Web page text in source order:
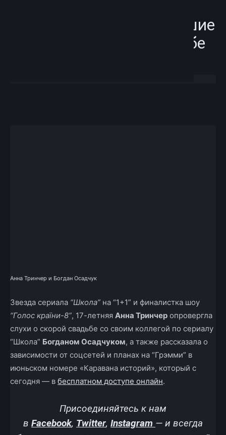
Анна Тринчер: “Ближайшие
лет 15 ни о какой свадьбе
Анна Тринчер и Богдан Осадчук
Звезда сериала “Школа” на “1+1” и финалистка шоу
“Голос країни-8”, 17-летняя Анна Тринчер опровергла
слухи о скорой свадьбе со своим коллегой по сериалу
“Школа” Богданом Осадчуком, а также рассказала о
зависимости от соцсетей и планах на “Грэмми” в
июньском номере «Каравана историй», который с
сегодня — в бесплатном доступе онлайн.
Присоединяйтесь к нам
в Facebook, Twitter, Instagram — и всегда